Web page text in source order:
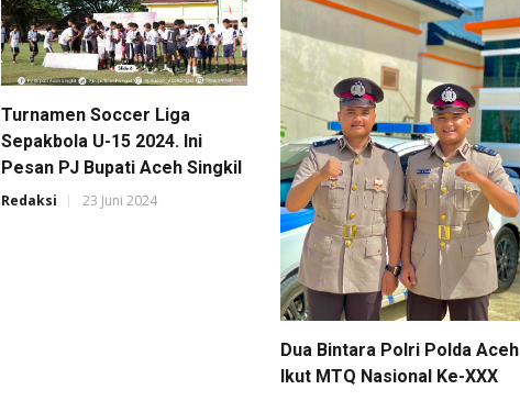
Turnamen Soccer Liga
Sepakbola U-15 2024. Ini
Pesan PJ Bupati Aceh Singkil
Redaksi 23 Juni 2024
Dua Bintara Polri Polda Aceh
Ikut MTQ Nasional Ke-XXX